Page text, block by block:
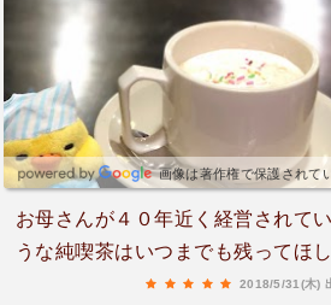
画像は著作権で保護されて
お母さんが４０年近く経営されて
うな純喫茶はいつまでも残ってほし
2018/5/31(木)